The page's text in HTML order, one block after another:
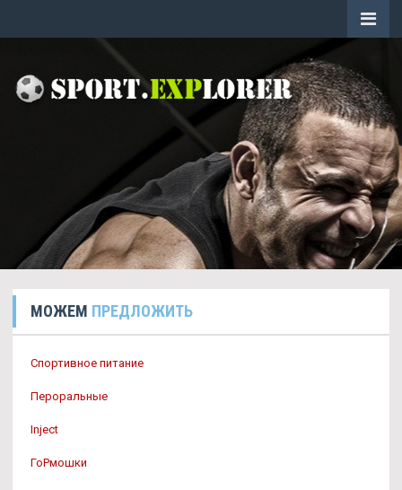
МОЖЕМ ПРЕДЛОЖИТЬ
Спортивное питание
Пероральные
Inject
ГоРмошки